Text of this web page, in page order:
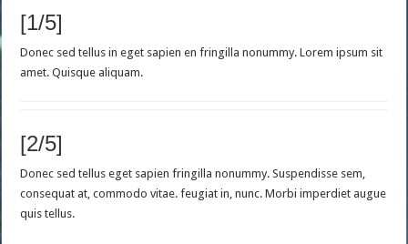
[1/5]
Donec sed tellus in eget sapien en fringilla nonummy. Lorem ipsum sit
amet. Quisque aliquam.
[2/5]
Donec sed tellus eget sapien fringilla nonummy. Suspendisse sem,
consequat at, commodo vitae. feugiat in, nunc. Morbi imperdiet augue
quis tellus.